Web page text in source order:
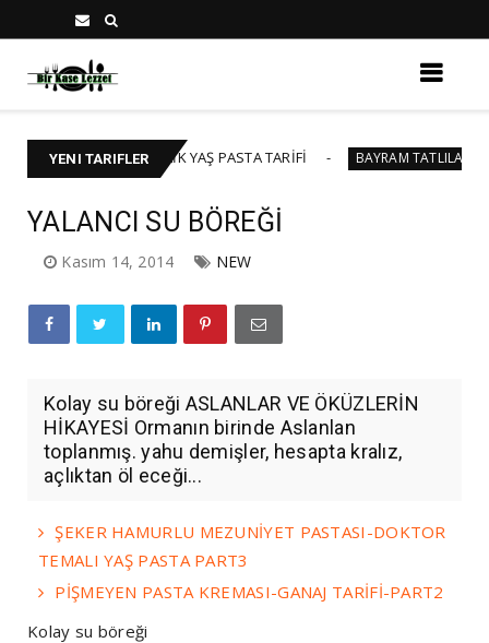
YENI TARIFLER
40-45 KİŞİLİK YAŞ PASTA TARİFİ BAYRAM TATLILARI BAKLAVALI
YALANCI SU BÖREĞİ
Kasım 14, 2014 NEW
Kolay su böreği ASLANLAR VE ÖKÜZLERİN
HİKAYESİ Ormanın birinde Aslanlan
toplanmış. yahu demişler, hesapta kralız,
açlıktan öl eceği...
ŞEKER HAMURLU MEZUNİYET PASTASI-DOKTOR
TEMALI YAŞ PASTA PART3
PİŞMEYEN PASTA KREMASI-GANAJ TARİFİ-PART2
Kolay su böreği